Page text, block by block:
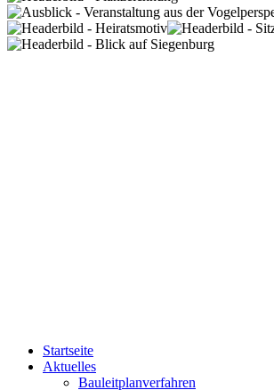
Startseite
Aktuelles
Bauleitplanverfahren